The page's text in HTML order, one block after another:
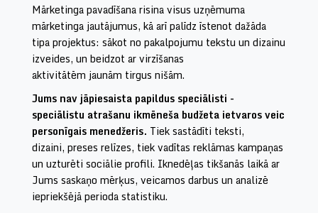
Mārketinga pavadīšana risina visus uzņēmuma
mārketinga jautājumus, kā arī palīdz īstenot dažāda
tipa projektus: sākot no pakalpojumu tekstu un dizainu
izveides, un beidzot arvirzīšanas
aktivitātēm jaunām tirgus nišām.
Jums nav jāpiesaista papildus speciālisti -
speciālistu atrašanu ikmēneša budžeta ietvaros veic
personīgais menedžeris. Tiek sastādīti teksti,
dizaini, preses relīzes, tiek vadītas reklāmas kampaņas
un uzturēti sociālie profili. Iknedēļas tikšanās laikā ar
Jums saskaņo mērķus, veicamos darbus un analizē
iepriekšējā perioda statistiku.